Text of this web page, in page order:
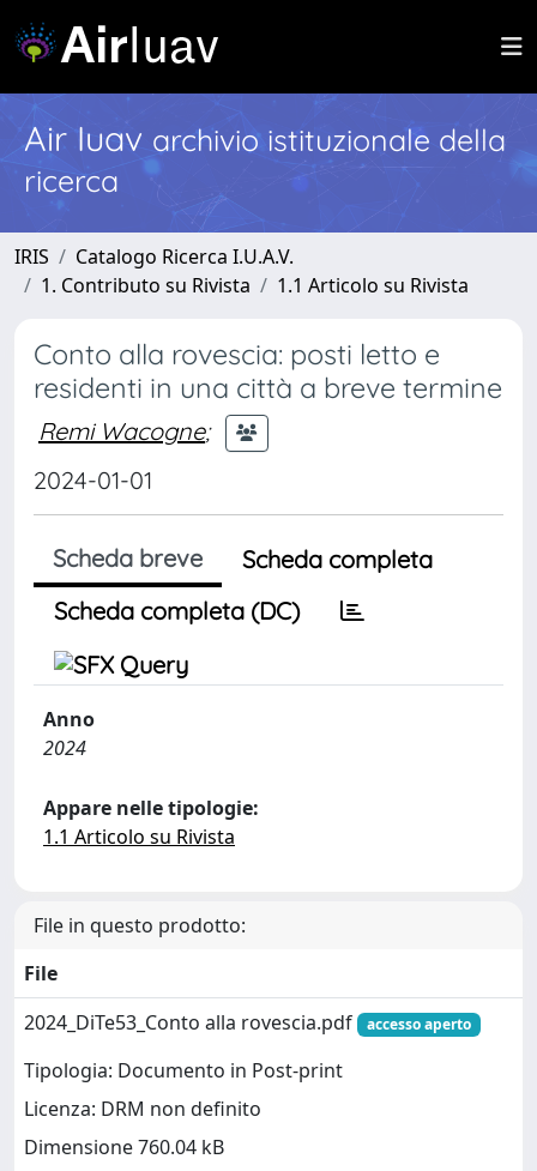
Air Iuav archivio istituzionale della
ricerca
IRIS
Catalogo Ricerca I.U.A.V.
1. Contributo su Rivista
1.1 Articolo su Rivista
Conto alla rovescia: posti letto e
residenti in una città a breve termine
Remi Wacogne;
2024-01-01
Scheda breve
Scheda completa
Scheda completa (DC)
Anno
2024
Appare nelle tipologie:
1.1 Articolo su Rivista
File in questo prodotto:
File
2024_DiTe53_Conto alla rovescia.pdf
accesso aperto
Tipologia: Documento in Post-print
Licenza: DRM non definito
Dimensione 760.04 kB